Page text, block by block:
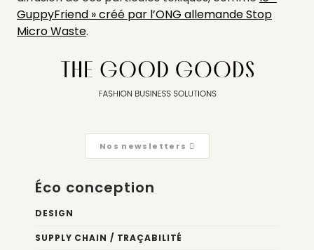
GuppyFriend » créé par l’ONG allemande Stop
Micro Waste.
Nos newsletters
Éco conception
DESIGN
SUPPLY CHAIN / TRAÇABILITÉ